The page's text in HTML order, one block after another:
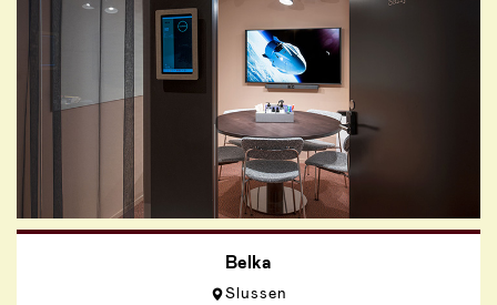
Belka
Slussen